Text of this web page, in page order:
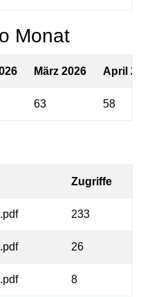
Monat
März 2026 April
63 58
Zugriffe
233
26
8